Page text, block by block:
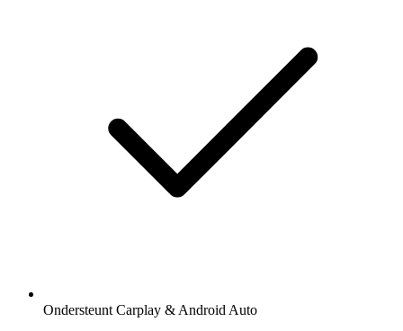
Ondersteunt Carplay & Android Auto